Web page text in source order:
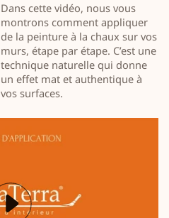
Dans cette vidéo, nous vous
montrons comment appliquer
de la peinture à la chaux sur vos
murs, étape par étape. C’est une
technique naturelle qui donne
un effet mat et authentique à
vos surfaces.